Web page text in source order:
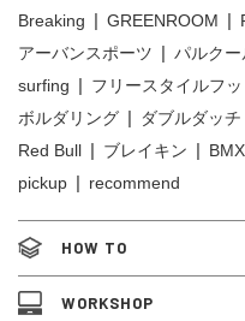
Breaking
GREENROOM
アーバンスポーツ
パルクー
surfing
フリースタイルフ
ボルダリング
ダブルダッチ
Red Bull
ブレイキン BMX
pickup
recommend
HOW TO
WORKSHOP